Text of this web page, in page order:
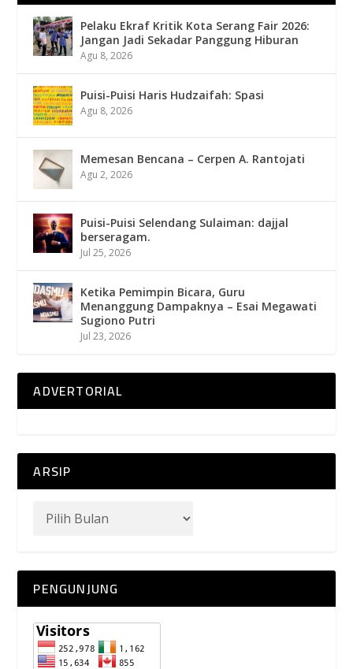
Pelaku Ekraf Kritik Kota Serang Fair 2026:
Jangan Jadi Sekadar Panggung Hiburan
Agu 8, 2026
Puisi-Puisi Haris Hudzaifah: Spasi
Agu 8, 2026
Memesan Bencana – Cerpen A. Rantojati
Agu 2, 2026
Puisi-Puisi Selendang Sulaiman: dajjal
berseragam.
Jul 25, 2026
Ketika Pemimpin Bicara, Guru
Menanggung Dampaknya – Esai Megawati
Sugiono Putri
Jul 23, 2026
ADVERTORIAL
ARSIP
PENGUNJUNG